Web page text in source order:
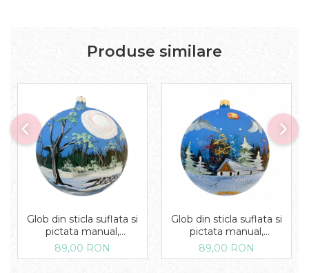
Produse similare
Glob din sticla suflata si
pictata manual,
Argcoms, Fabrica lui Mos
Craciun, Peisaj de iarna in
89,00 RON
Glob din sticla suflata si
pictata manual,
Argcoms, Fabrica lui Mos
Craciun, Peisaj de iarna,
89,00 RON